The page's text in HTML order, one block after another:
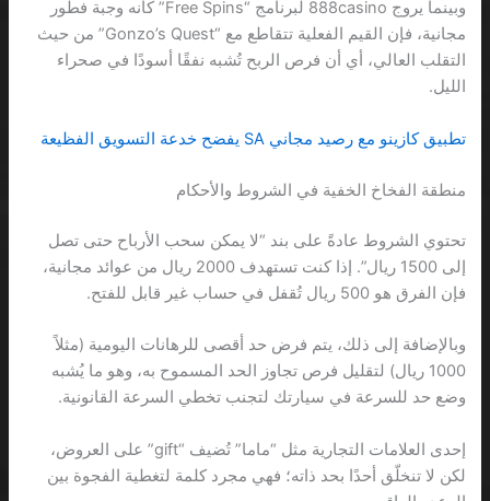
وبينما يروج 888casino لبرنامج “Free Spins” كأنه وجبة فطور
مجانية، فإن القيم الفعلية تتقاطع مع “Gonzo’s Quest” من حيث
التقلب العالي، أي أن فرص الربح تُشبه نفقًا أسودًا في صحراء
الليل.
تطبيق كازينو مع رصيد مجاني SA يفضح خدعة التسويق الفظيعة
منطقة الفخاخ الخفية في الشروط والأحكام
تحتوي الشروط عادةً على بند “لا يمكن سحب الأرباح حتى تصل
إلى 1500 ريال”. إذا كنت تستهدف 2000 ريال من عوائد مجانية،
فإن الفرق هو 500 ريال تُقفل في حساب غير قابل للفتح.
وبالإضافة إلى ذلك، يتم فرض حد أقصى للرهانات اليومية (مثلاً
1000 ريال) لتقليل فرص تجاوز الحد المسموح به، وهو ما يُشبه
وضع حد للسرعة في سيارتك لتجنب تخطي السرعة القانونية.
إحدى العلامات التجارية مثل “ماما” تُضيف “gift” على العروض،
لكن لا تنخلّق أحدًا بحد ذاته؛ فهي مجرد كلمة لتغطية الفجوة بين